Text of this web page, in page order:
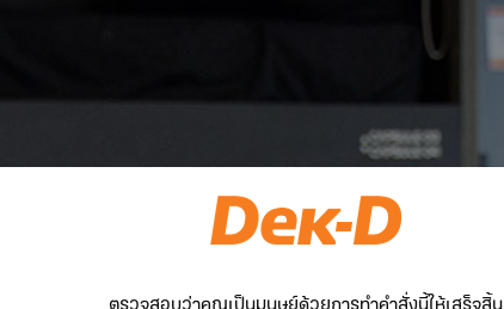
ตรวจสอบว่าคุณเป็นมนุษย์ด้วยการทำคำสั่งนี้ให้เสร็จสิ้น